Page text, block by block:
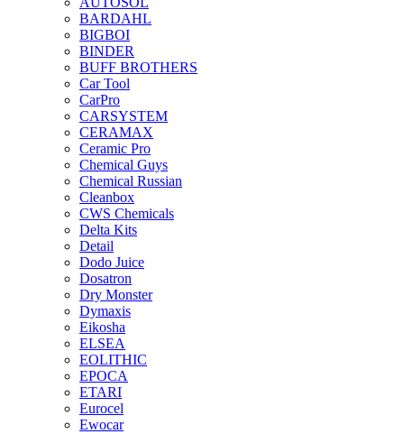
BARDAHL
BIGBOI
BINDER
BUFF BROTHERS
Car Tool
CarPro
CARSYSTEM
CERAMAX
Ceramic Pro
Chemical Guys
Chemical Russian
Cleanbox
CWS Chemicals
Delta Kits
Detail
Dodo Juice
Dosatron
Dry Monster
Dymaxis
Eikosha
ELSEA
EOLITHIC
EPOCA
ETARI
Eurocel
Ewocar